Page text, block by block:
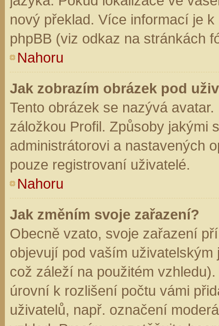
nový překlad. Více informací je
phpBB (viz odkaz na stránkách
Nahoru
Jak zobrazím obrázek pod
Tento obrázek se nazývá
záložkou Profil. Způsoby jakými
administrátorovi a nastavených
pouze registrovaní uživatelé.
Nahoru
Jak změním svoje zařazení?
Obecně vzato, svoje zařazení
objevují pod vaším
což záleží na použitém
úrovní k rozlišení počtu vámi
uživatelů, např. označení